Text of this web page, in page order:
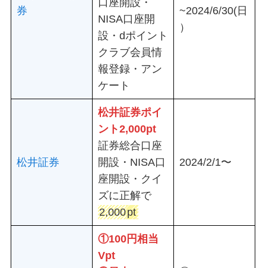
券
NISA口座開
設・dポイント
クラブ会員情
報登録・アン
ケート
~2024/6/30(日
）
松井証券
松井証券ポイ
ント2,000pt
証券総合口座
開設・NISA口
座開設・クイ
ズに正解で
2,000pt
2024/2/1〜
①100円相当
Vpt